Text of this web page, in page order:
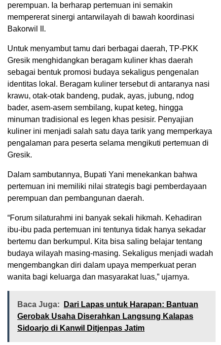
perempuan. Ia berharap pertemuan ini semakin
mempererat sinergi antarwilayah di bawah koordinasi
Bakorwil II.
Untuk menyambut tamu dari berbagai daerah, TP-PKK
Gresik menghidangkan beragam kuliner khas daerah
sebagai bentuk promosi budaya sekaligus pengenalan
identitas lokal. Beragam kuliner tersebut di antaranya nasi
krawu, otak-otak bandeng, pudak, ayas, jubung, ndog
bader, asem-asem sembilang, kupat keteg, hingga
minuman tradisional es legen khas pesisir. Penyajian
kuliner ini menjadi salah satu daya tarik yang memperkaya
pengalaman para peserta selama mengikuti pertemuan di
Gresik.
Dalam sambutannya, Bupati Yani menekankan bahwa
pertemuan ini memiliki nilai strategis bagi pemberdayaan
perempuan dan pembangunan daerah.
“Forum silaturahmi ini banyak sekali hikmah. Kehadiran
ibu-ibu pada pertemuan ini tentunya tidak hanya sekadar
bertemu dan berkumpul. Kita bisa saling belajar tentang
budaya wilayah masing-masing. Sekaligus menjadi wadah
mengembangkan diri dalam upaya memperkuat peran
wanita bagi keluarga dan masyarakat luas,” ujarnya.
Baca Juga:
Dari Lapas untuk Harapan: Bantuan
Gerobak Usaha Diserahkan Langsung Kalapas
Sidoarjo di Kanwil Ditjenpas Jatim